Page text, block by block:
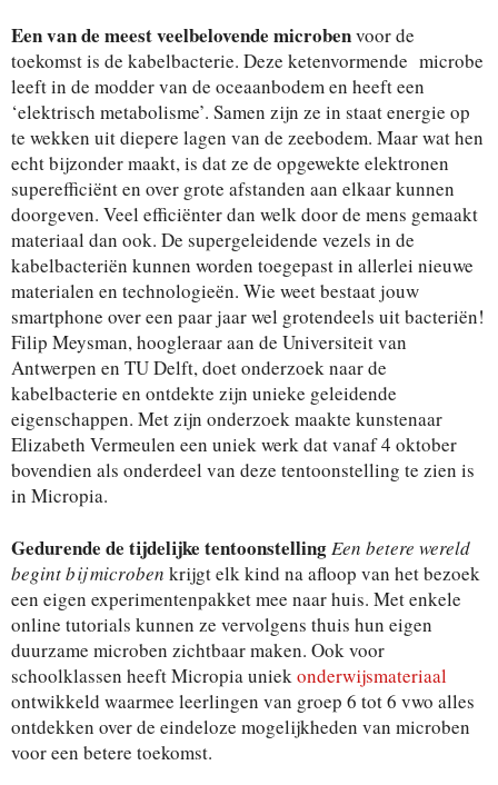
Een van de meest veelbelovende microbenvoor de
toekomst is de kabelbacterie. Deze ketenvormende microbe
leeft in de modder van de oceaanbodem en heeft een
‘elektrisch metabolisme’. Samen zijn ze in staat energie op
te wekken uit diepere lagen van de zeebodem. Maar wat hen
echt bijzonder maakt, is dat ze de opgewekte elektronen
superefficiënt en over grote afstanden aan elkaar kunnen
doorgeven. Veel efficiënter dan welk door de mens gemaakt
materiaal dan ook. De supergeleidende vezels in de
kabelbacteriën kunnen worden toegepast in allerlei nieuwe
materialen en technologieën. Wie weet bestaat jouw
smartphone over een paar jaar wel grotendeels uit bacteriën!
Filip Meysman, hoogleraar aan de Universiteit van
Antwerpen en TU Delft, doet onderzoek naar de
kabelbacterie en ontdekte zijn unieke geleidende
eigenschappen. Met zijn onderzoek maakte kunstenaar
Elizabeth Vermeulen een uniek werk dat vanaf 4 oktober
bovendien als onderdeel van deze tentoonstelling te zien is
in Micropia.
Gedurende de tijdelijke tentoonstellingEen betere wereld
begint bij microben krijgt elk kind na afloop van het bezoek
een eigen experimentenpakket mee naar huis. Met enkele
online tutorials kunnen ze vervolgens thuis hun eigen
duurzame microben zichtbaar maken. Ook voor
schoolklassen heeft Micropia uniekonderwijsmateriaal
ontwikkeld waarmee leerlingen van groep 6 tot 6 vwo alles
ontdekken over de eindeloze mogelijkheden van microben
voor een betere toekomst.